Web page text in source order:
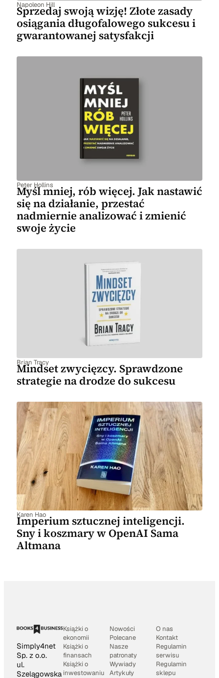
Napoleon Hill
Sprzedaj swoją wizję! Złote zasady
osiągania długofalowego sukcesu i
gwarantowanej satysfakcji
Peter Hollins
Myśl mniej, rób więcej. Jak nastawić
się na działanie, przestać
nadmiernie analizować i zmienić
swoje życie
Brian Tracy
Mindset zwycięzcy. Sprawdzone
strategie na drodze do sukcesu
Karen Hao
Imperium sztucznej inteligencji.
Sny i koszmary w OpenAI Sama
Altmana
Simply4net
Sp. z o.o.
ul.
Szelągowska
Książki o
ekonomii
Książki o
finansach
Książki o
inwestowaniu
Nowości
Polecane
Nasze
patronaty
Wywiady
Artykuły
O nas
Kontakt
Regulamin
serwisu
Regulamin
sklepu